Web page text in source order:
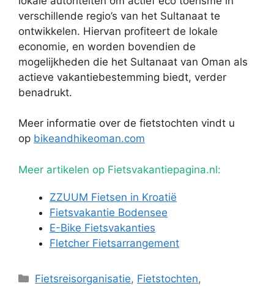
verschillende regio’s van het Sultanaat te
ontwikkelen. Hiervan profiteert de lokale
economie, en worden bovendien de
mogelijkheden die het Sultanaat van Oman als
actieve vakantiebestemming biedt, verder
benadrukt.
Meer informatie over de fietstochten vindt u
op bikeandhikeoman.com
Meer artikelen op Fietsvakantiepagina.nl:
ZZUUM Fietsen in Kroatië
Fietsvakantie Bodensee
E-Bike Fietsvakanties
Fletcher Fietsarrangement
Categorieën
Fietsreisorganisatie, Fietstochten,